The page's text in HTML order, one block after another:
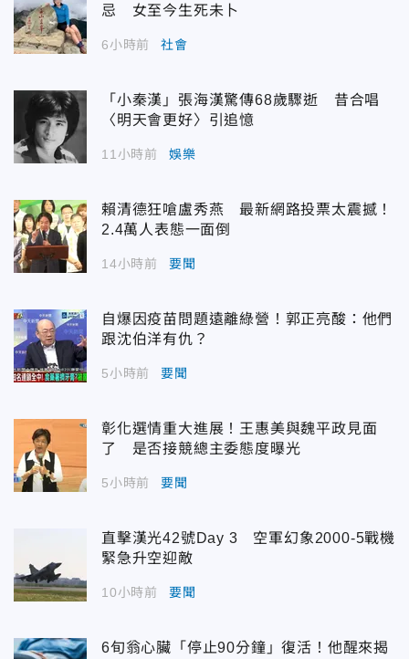
忌 女至今生死未卜
6小時前 社會
「小秦漢」張海漢驚傳68歲驟逝 昔合唱
〈明天會更好〉引追憶
11小時前 娛樂
賴清德狂嗆盧秀燕 最新網路投票太震撼！
2.4萬人表態一面倒
14小時前 要聞
自爆因疫苗問題遠離綠營！郭正亮酸：他們
跟沈伯洋有仇？
5小時前 要聞
彰化選情重大進展！王惠美與魏平政見面
了 是否接競總主委態度曝光
5小時前 要聞
直擊漢光42號Day 3 空軍幻象2000-5戰機
緊急升空迎敵
10小時前 要聞
6旬翁心臟「停止90分鐘」復活！他醒來揭